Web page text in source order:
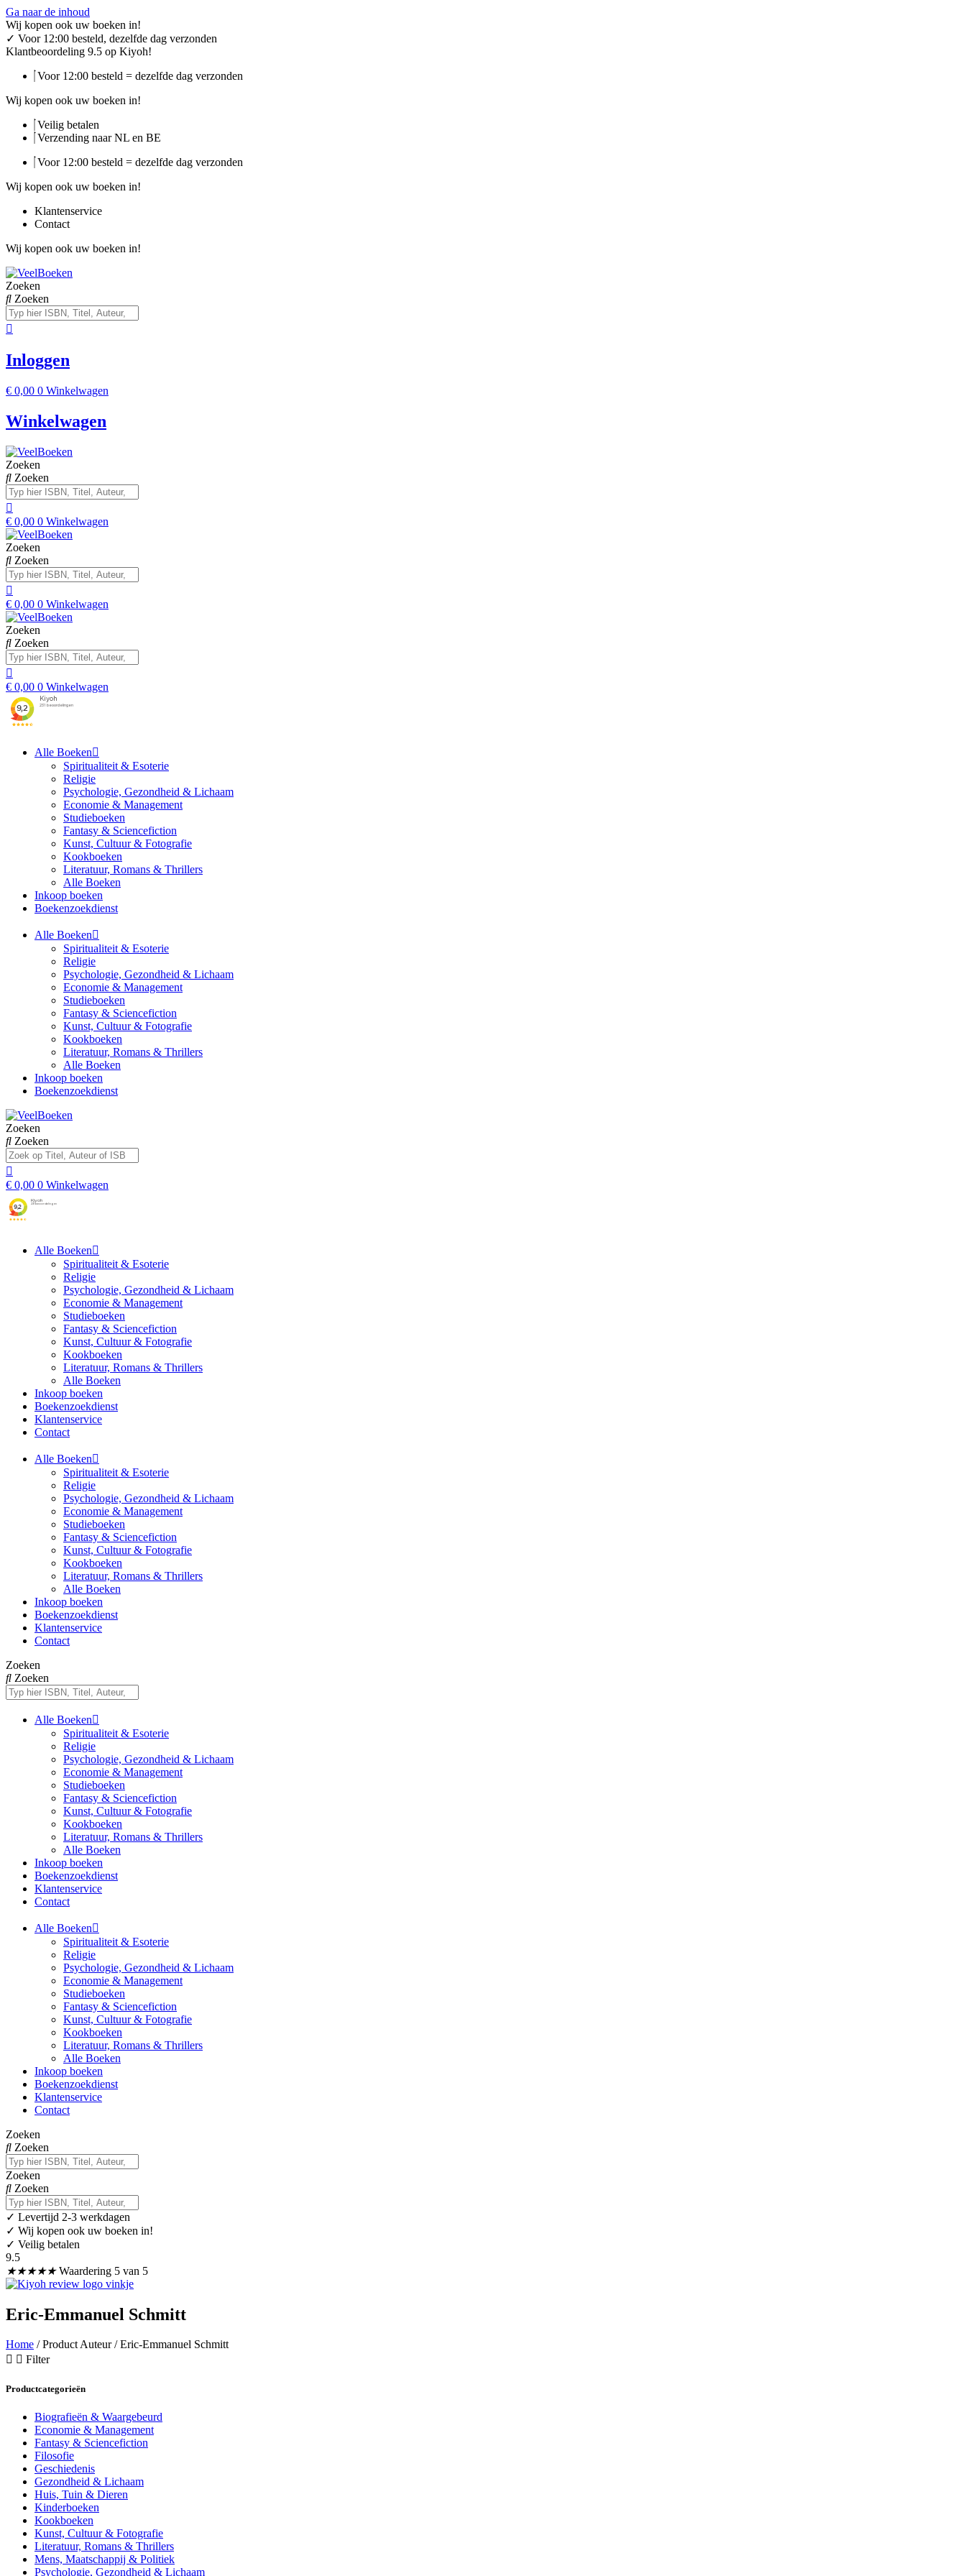
Ga naar de inhoud
Wij kopen ook uw boeken in!
✓ Voor 12:00 besteld, dezelfde dag verzonden
Klantbeoordeling 9.5 op Kiyoh!
Voor 12:00 besteld = dezelfde dag verzonden
Wij kopen ook uw boeken in!
Veilig betalen
Verzending naar NL en BE
Voor 12:00 besteld = dezelfde dag verzonden
Wij kopen ook uw boeken in!
Klantenservice
Contact
Wij kopen ook uw boeken in!
Zoeken
Zoeken
Inloggen
€ 0,00 0 Winkelwagen
Winkelwagen
Zoeken
Zoeken
€ 0,00 0 Winkelwagen
Zoeken
Zoeken
€ 0,00 0 Winkelwagen
Zoeken
Zoeken
€ 0,00 0 Winkelwagen
Alle Boeken
Spiritualiteit & Esoterie
Religie
Psychologie, Gezondheid & Lichaam
Economie & Management
Studieboeken
Fantasy & Sciencefiction
Kunst, Cultuur & Fotografie
Kookboeken
Literatuur, Romans & Thrillers
Alle Boeken
Inkoop boeken
Boekenzoekdienst
Alle Boeken
Spiritualiteit & Esoterie
Religie
Psychologie, Gezondheid & Lichaam
Economie & Management
Studieboeken
Fantasy & Sciencefiction
Kunst, Cultuur & Fotografie
Kookboeken
Literatuur, Romans & Thrillers
Alle Boeken
Inkoop boeken
Boekenzoekdienst
Zoeken
Zoeken
€ 0,00 0 Winkelwagen
Alle Boeken
Spiritualiteit & Esoterie
Religie
Psychologie, Gezondheid & Lichaam
Economie & Management
Studieboeken
Fantasy & Sciencefiction
Kunst, Cultuur & Fotografie
Kookboeken
Literatuur, Romans & Thrillers
Alle Boeken
Inkoop boeken
Boekenzoekdienst
Klantenservice
Contact
Alle Boeken
Spiritualiteit & Esoterie
Religie
Psychologie, Gezondheid & Lichaam
Economie & Management
Studieboeken
Fantasy & Sciencefiction
Kunst, Cultuur & Fotografie
Kookboeken
Literatuur, Romans & Thrillers
Alle Boeken
Inkoop boeken
Boekenzoekdienst
Klantenservice
Contact
Zoeken
Zoeken
Alle Boeken
Spiritualiteit & Esoterie
Religie
Psychologie, Gezondheid & Lichaam
Economie & Management
Studieboeken
Fantasy & Sciencefiction
Kunst, Cultuur & Fotografie
Kookboeken
Literatuur, Romans & Thrillers
Alle Boeken
Inkoop boeken
Boekenzoekdienst
Klantenservice
Contact
Alle Boeken
Spiritualiteit & Esoterie
Religie
Psychologie, Gezondheid & Lichaam
Economie & Management
Studieboeken
Fantasy & Sciencefiction
Kunst, Cultuur & Fotografie
Kookboeken
Literatuur, Romans & Thrillers
Alle Boeken
Inkoop boeken
Boekenzoekdienst
Klantenservice
Contact
Zoeken
Zoeken
Zoeken
Zoeken
✓ Levertijd 2-3 werkdagen
✓ Wij kopen ook uw boeken in!
✓ Veilig betalen
9.5
★★★★★ Waardering 5 van 5
Eric-Emmanuel Schmitt
Home / Product Auteur / Eric-Emmanuel Schmitt
Filter
Productcategorieën
Biografieën & Waargebeurd
Economie & Management
Fantasy & Sciencefiction
Filosofie
Geschiedenis
Gezondheid & Lichaam
Huis, Tuin & Dieren
Kinderboeken
Kookboeken
Kunst, Cultuur & Fotografie
Literatuur, Romans & Thrillers
Mens, Maatschappij & Politiek
Psychologie, Gezondheid & Lichaam